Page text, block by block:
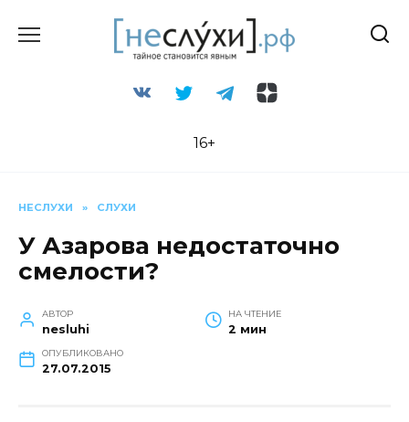
16+
НЕСЛУХИ » СЛУХИ
У Азарова недостаточно
смелости?
АВТОР
nesluhi
НА ЧТЕНИЕ
2 мин
ОПУБЛИКОВАНО
27.07.2015